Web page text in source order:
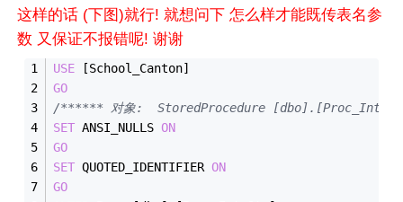
这样的话 (下图)就行! 就想问下 怎么样才能既传表名参
数 又保证不报错呢! 谢谢
USE [School_Canton]
GO
/****** 对象:  StoredProcedure
SET ANSI_NULLS ON
GO
SET QUOTED_IDENTIFIER ON
GO